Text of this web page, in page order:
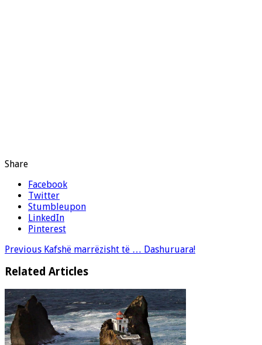
Share
Facebook
Twitter
Stumbleupon
LinkedIn
Pinterest
Previous Kafshë marrëzisht të … Dashuruara!
Related Articles